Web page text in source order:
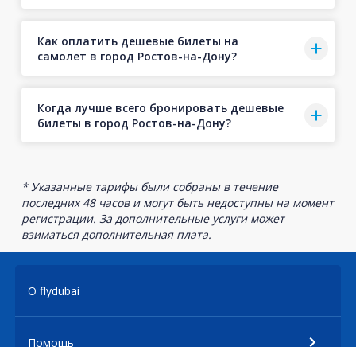
Как оплатить дешевые билеты на
самолет в город Ростов-на-Дону?
Когда лучше всего бронировать дешевые
билеты в город Ростов-на-Дону?
* Указанные тарифы были собраны в течение
последних 48 часов и могут быть недоступны на момент
регистрации. За дополнительные услуги может
взиматься дополнительная плата.
О flydubai
Помощь